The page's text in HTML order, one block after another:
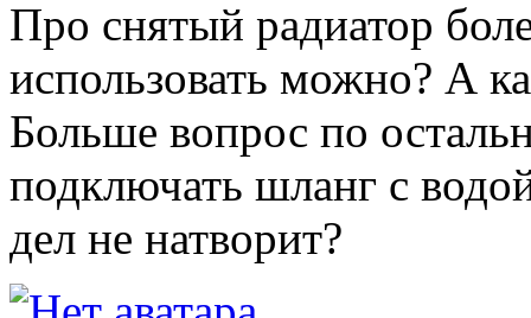
Про снятый радиатор
использовать можно? А
Больше вопрос по
подключать шланг с
дел не натворит?